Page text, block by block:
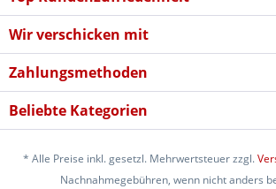
Wir verschicken mit
Zahlungsmethoden
Beliebte Kategorien
* Alle Preise inkl. gesetzl. Mehrwertsteuer zzgl.
Nachnahmegebühren, wenn nicht anders